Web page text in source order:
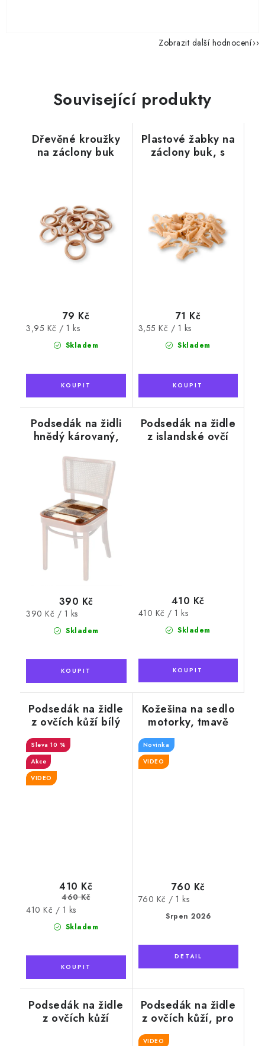
Zobrazit další hodnocení
Související produkty
Dřevěné kroužky
na záclony buk
Skladem
79 Kč
Měrná
3,95 Kč / 1 ks
Plastové žabky na
záclony buk, s
Skladem
71 Kč
Měrná
3,55 Kč / 1 ks
Podsedák na židli
hnědý károvaný,
Skladem
390 Kč
Měrná
390 Kč / 1 ks
Podsedák na židle
z islandské ovčí
Skladem
410 Kč
Měrná
410 Kč / 1 ks
Podsedák na židle
z ovčích kůží bílý
10 %
Akce
VIDEO
Skladem
410 Kč
460 Kč
Měrná
410 Kč / 1 ks
Kožešina na sedlo
motorky, tmavě
hnědá
Novinka
VIDEO
Srpen 2026
760 Kč
Měrná
760 Kč / 1 ks
Podsedák na židle
z ovčích kůží
Podsedák na židle
z ovčích kůží, pro
alergiky - krátký
VIDEO